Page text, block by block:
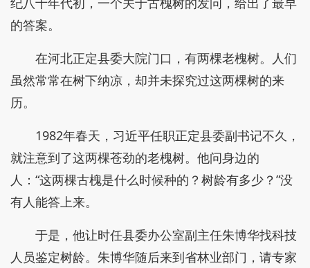
的答案。
在河北正定县委大院门口，有两棵老槐树。人们
虽然常常在树下纳凉，却并未探究过这两棵树的来
历。
1982年春天，习近平任职正定县委副书记不久，
就注意到了这两棵苍劲的老槐树。他问身边的
人：“这两棵古槐是什么时候种的？树龄有多少？”没
有人能答上来。
于是，他让时任县委办公室副主任朱博华找科技
人员鉴定树龄。朱博华随后来到省林业部门，请专家